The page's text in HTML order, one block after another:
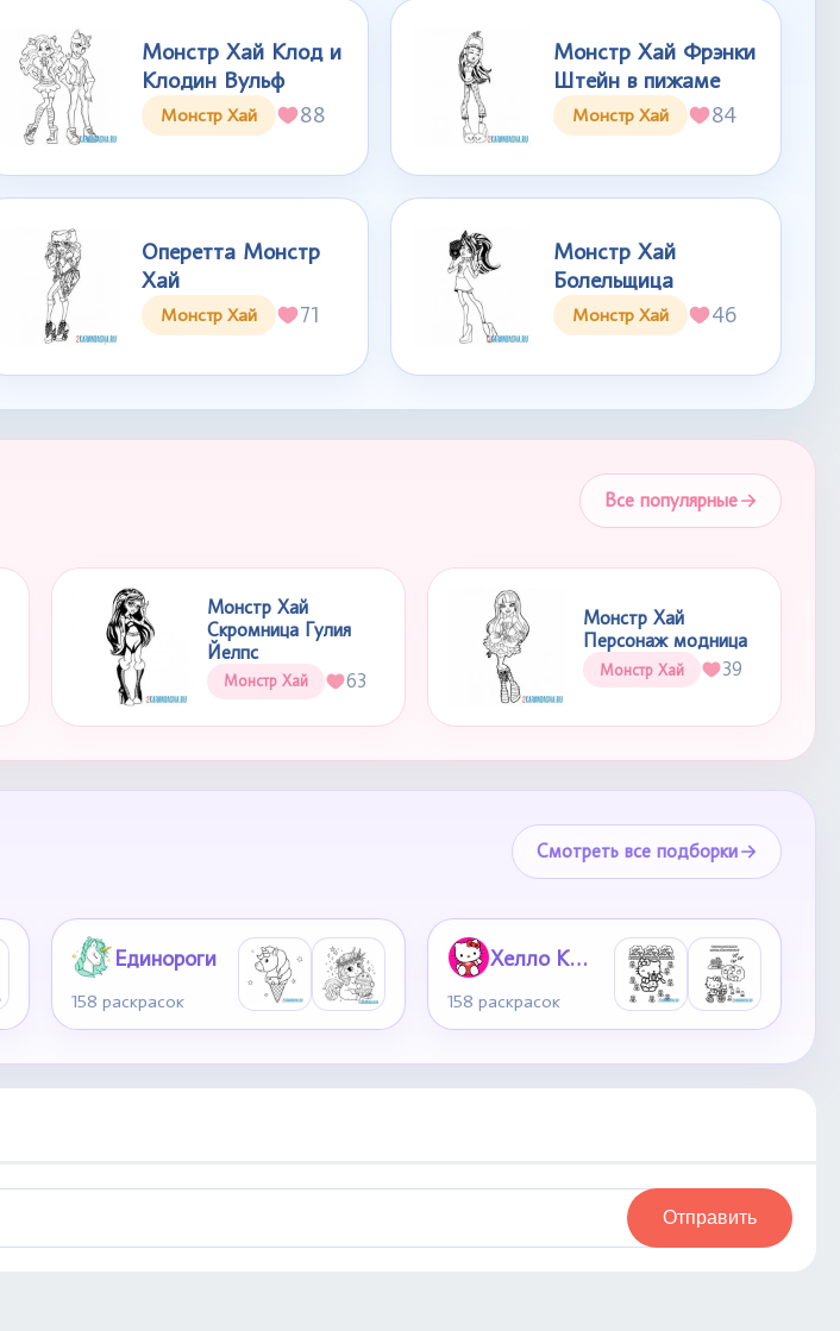
Монстр Хай Клод и
Клодин Вульф
Монстр Хай 88
Монстр Хай Фрэнки
Штейн в пижаме
Монстр Хай 84
Оперетта Монстр
Хай
Монстр Хай 71
Монстр Хай
Болельщица
Монстр Хай 46
Все популярные
Монстр Хай
Скромница Гулия
Йелпс
Монстр Хай 63
Монстр Хай
Персонаж модница
Монстр Хай 39
Смотреть все подборки
Единороги
158 раскрасок
Хелло Китти
158 раскрасок
Отправить